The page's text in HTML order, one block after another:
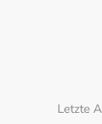
Letzte